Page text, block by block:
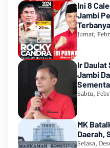
Ini 8
Jambi
Count
Jumat,
Ir Daulat
Jambi
2024
Sabtu,
MK
Daerah,
Selasa,